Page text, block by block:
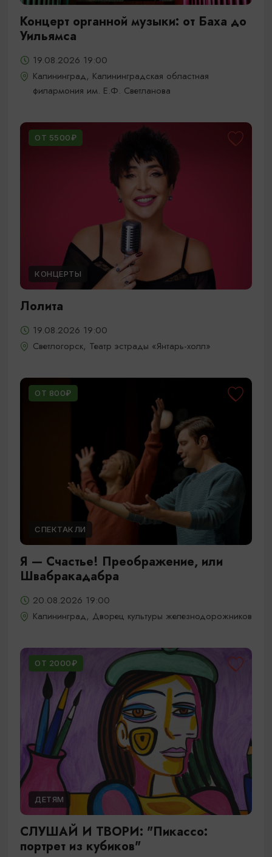
Концерт органной музыки: от Баха до
Уильямса
19.08.2026 19:00
Калининград, Калининградская областная
филармония им. Е.Ф. Светланова
ОТ 5500₽
КОНЦЕРТЫ
Лолита
19.08.2026 19:00
Светлогорск, Театр эстрады «Янтарь-холл»
ОТ 800₽
СПЕКТАКЛИ
Я — Счастье! Преображение, или
Швабракадабра
20.08.2026 19:00
Калининград, Дворец культуры железнодорожников
ОТ 2000₽
ДЕТЯМ
СЛУШАЙ И ТВОРИ: "Пикассо:
портрет из кубиков"